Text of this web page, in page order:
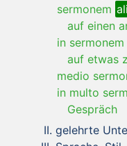
sermonem
auf einen
in
auf etwas
medio
in multo
Gespräch
gelehrte